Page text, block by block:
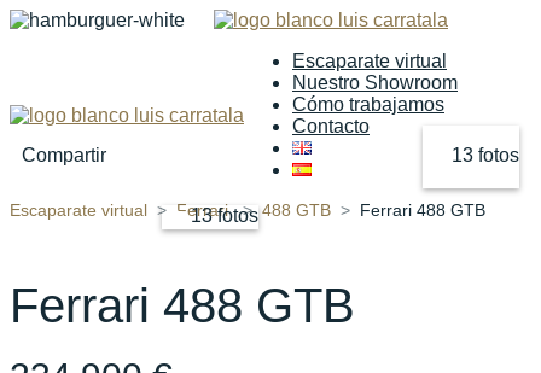
Escaparate virtual
Nuestro Showroom
Cómo trabajamos
Contacto
‹
13 fotos
Compartir
Escaparate virtual Ferrari 488 GTB Ferrari 488 GTB
13 fotos
Ferrari 488 GTB